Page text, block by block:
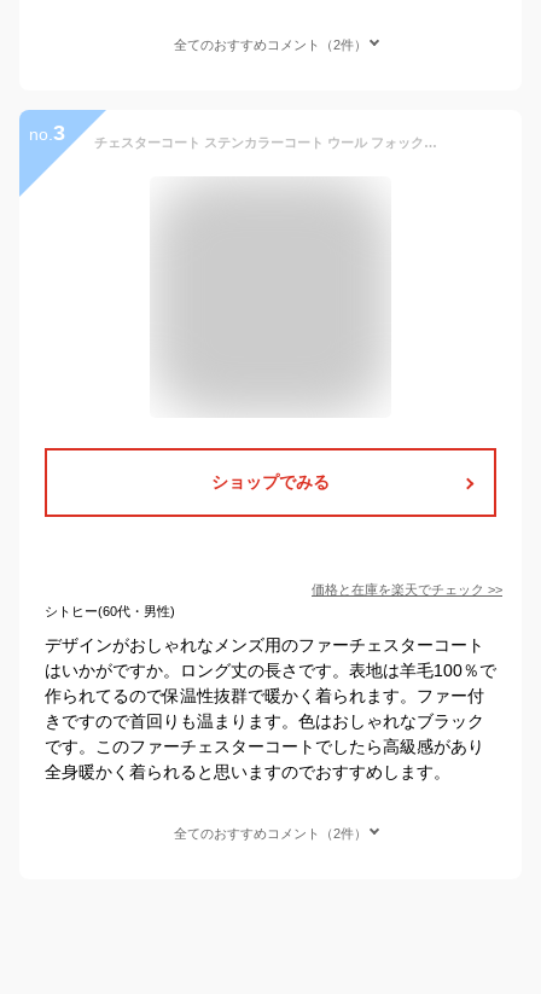
全てのおすすめコメント（2件）
no. 3 チェスターコート ステンカラーコート ウール フォックスファー メンズ アウター 秋冬 毛皮 大きいサイズ ブラック L/2L/3L/4L/5L 【佐】 f4f01
ショップでみる
価格と在庫を楽天でチェック >>
シトヒー(60代・男性)
デザインがおしゃれなメンズ用のファーチェスターコート
はいかがですか。ロング丈の長さです。表地は羊毛100％で
作られてるので保温性抜群で暖かく着られます。ファー付
きですので首回りも温まります。色はおしゃれなブラック
です。このファーチェスターコートでしたら高級感があり
全身暖かく着られると思いますのでおすすめします。
全てのおすすめコメント（2件）